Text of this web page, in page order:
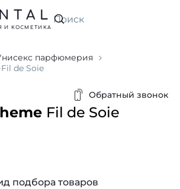
Искать
И КОСМЕТИКА
парфюмерия
Fil de Soie
Обратный звонок
Fil de Soie
подбора товаров